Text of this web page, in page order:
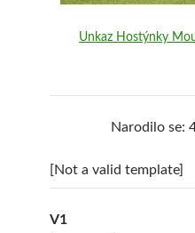
Unkaz Hostýnky
Narodilo se:
[Not a valid template]
V1